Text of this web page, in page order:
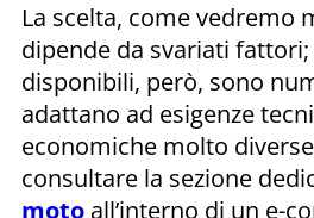
La scelta, come vedremo
dipende da svariati
disponibili, però, sono
adattano ad esigenze
economiche molto
consultare la sezione
moto all’interno di un e-